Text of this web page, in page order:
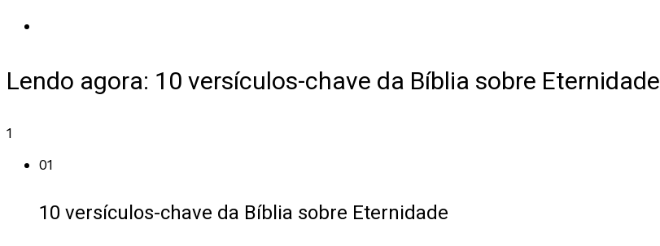
Lendo agora: 10 versículos-chave da Bíblia sobre Eternidade
1
01
10 versículos-chave da Bíblia sobre Eternidade